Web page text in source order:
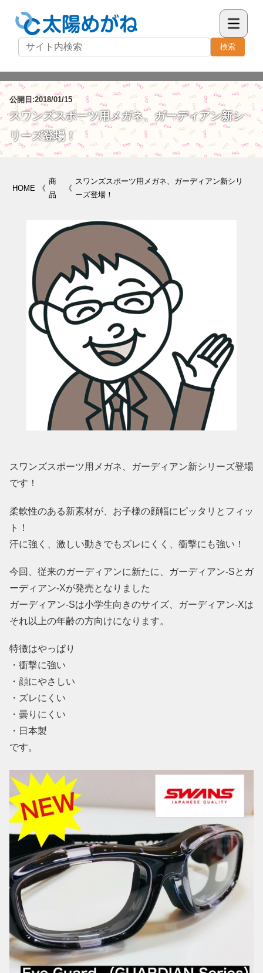
検索
公開日:2018/01/15
スワンズスポーツ用メガネ、ガーディアン新シ
リーズ登場！
HOME 《
商
品
《
スワンズスポーツ用メガネ、ガーディアン新シリ
ーズ登場！
スワンズスポーツ用メガネ、ガーディアン新シリーズ登場
です！
柔軟性のある新素材が、お子様の顔幅にピッタリとフィッ
ト！
汗に強く、激しい動きでもズレにくく、衝撃にも強い！
今回、従来のガーディアンに新たに、ガーディアン-Sとガ
ーディアン-Xが発売となりました
ガーディアン-Sは小学生向きのサイズ、ガーディアン-Xは
それ以上の年齢の方向けになります。
特徴はやっぱり
・衝撃に強い
・顔にやさしい
・ズレにくい
・曇りにくい
・日本製
です。